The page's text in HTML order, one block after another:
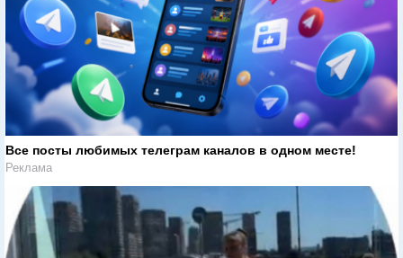
Все посты любимых телеграм каналов в одном месте!
Реклама